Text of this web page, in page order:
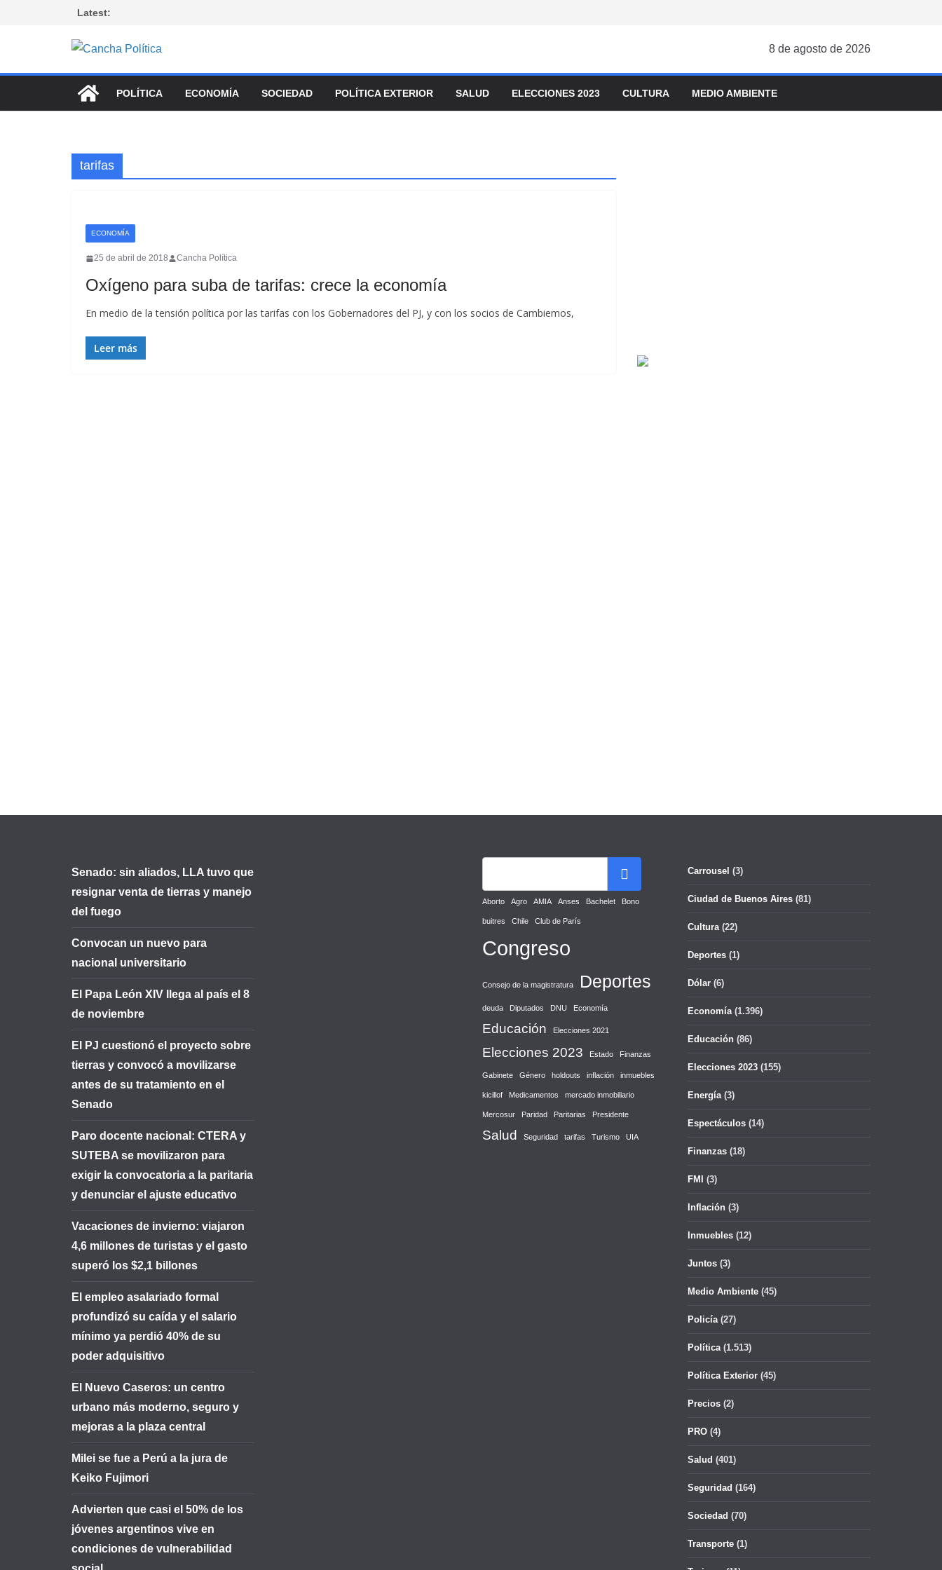
Latest:
8 de agosto de 2026
POLÍTICA ECONOMÍA SOCIEDAD POLÍTICA EXTERIOR SALUD ELECCIONES 2023 CULTURA MEDIO AMBIENTE
tarifas
ECONOMÍA
25 de abril de 2018 Cancha Política
Oxígeno para suba de tarifas: crece la economía
En medio de la tensión política por las tarifas con los Gobernadores del PJ, y con los socios de Cambiemos,
Leer más
Senado: sin aliados, LLA tuvo que
resignar venta de tierras y manejo
del fuego
Convocan un nuevo para
nacional universitario
El Papa León XIV llega al país el 8
de noviembre
El PJ cuestionó el proyecto sobre
tierras y convocó a movilizarse
antes de su tratamiento en el
Senado
Paro docente nacional: CTERA y
SUTEBA se movilizaron para
exigir la convocatoria a la paritaria
y denunciar el ajuste educativo
Vacaciones de invierno: viajaron
4,6 millones de turistas y el gasto
superó los $2,1 billones
El empleo asalariado formal
profundizó su caída y el salario
mínimo ya perdió 40% de su
poder adquisitivo
El Nuevo Caseros: un centro
urbano más moderno, seguro y
mejoras a la plaza central
Milei se fue a Perú a la jura de
Keiko Fujimori
Advierten que casi el 50% de los
jóvenes argentinos vive en
condiciones de vulnerabilidad
Aborto Agro AMIA Anses Bachelet Bono
buitres Chile Club de París
Congreso
Consejo de la magistratura Deportes
deuda Diputados DNU Economía
Educación Elecciones 2021
Elecciones 2023 Estado Finanzas
Gabinete Género holdouts inflación inmuebles
kicillof Medicamentos mercado inmobiliario
Mercosur Paridad Paritarias Presidente
Salud Seguridad tarifas Turismo UIA
Carrousel (3)
Ciudad de Buenos Aires (81)
Cultura(22)
Deportes (1)
Dólar (6)
Economía(1.396)
Educación (86)
Elecciones 2023 (155)
Energía(3)
Espectáculos (14)
Finanzas (18)
FMI (3)
Inflación (3)
Inmuebles (12)
Juntos (3)
Medio Ambiente (45)
Policía(27)
Política(1.513)
Política Exterior (45)
Precios (2)
PRO (4)
Salud (401)
Seguridad (164)
Sociedad (70)
Transporte (1)